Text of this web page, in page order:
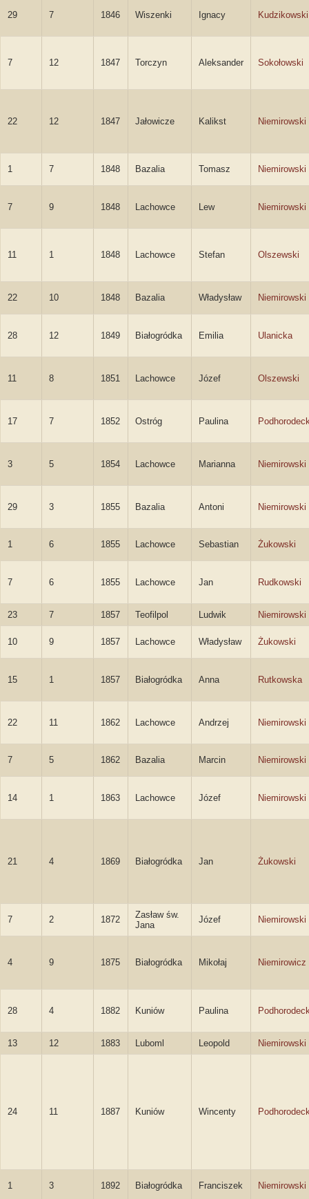
29 7 1846 Wiszenki Ignacy Kudzikowski
7 12 1847 Torczyn Aleksander Sokołowski
22 12 1847 Jałowicze Kalikst Niemirowski
1 7 1848 Bazalia Tomasz Niemirowski
7 9 1848 Lachowce Lew Niemirowski
11 1 1848 Lachowce Stefan Olszewski
22 10 1848 Bazalia Władysław Niemirowski
28 12 1849 Białogródka Emilia Ulanicka
11 8 1851 Lachowce Józef Olszewski
17 7 1852 Ostróg Paulina
3 5 1854 Lachowce Marianna Niemirowski
29 3 1855 Bazalia Antoni Niemirowski
1 6 1855 Lachowce Sebastian Żukowski
7 6 1855 Lachowce Jan Rudkowski
23 7 1857 Teofilpol Ludwik Niemirowski
10 9 1857 Lachowce Władysław Żukowski
15 1 1857 Białogródka Anna Rutkowska
22 11 1862 Lachowce Andrzej Niemirowski
7 5 1862 Bazalia Marcin Niemirowski
14 1 1863 Lachowce Józef Niemirowski
21 4 1869 Białogródka Jan Żukowski
7 2 1872
Zasław św.
Jana
Józef Niemirowski
4 9 1875 Białogródka Mikołaj Niemirowicz
28 4 1882 Kuniów Paulina
13 12 1883 Luboml Leopold Niemirowski
24 11 1887 Kuniów Wincenty
1 3 1892 Białogródka Franciszek Niemirowski